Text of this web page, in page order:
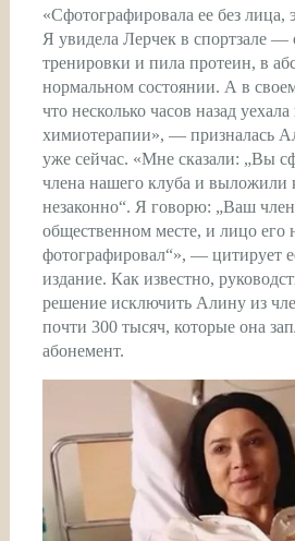
«Сфотографировала ее без лица,
Я увидела Лерчек в спортзале —
тренировки и пила протеин, в
нормальном состоянии. А в
что несколько часов назад
химиотерапии», — призналась
уже сейчас. «Мне сказали: „Вы
члена нашего клуба и выложили
незаконно“. Я говорю: „Ваш
общественном месте, и лицо его
фотографировал“», — цитирует
издание. Как известно,
решение исключить Алину из
почти 300 тысяч, которые она
абонемент.